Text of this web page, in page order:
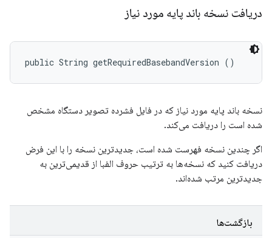
دریافت نسخه باند پایه مورد نیاز
public String getRequiredBasebandVersion ()
نسخه باند پایه مورد نیاز که در فایل فشرده تصویر دستگاه مشخص
شده است را دریافت می‌کند.
اگر چندین نسخه فهرست شده است، جدیدترین نسخه را با این فرض
دریافت کنید که نسخه‌ها به ترتیب حروف الفبا از قدیمی‌ترین به
جدیدترین مرتب شده‌اند.
بازگشت‌ها